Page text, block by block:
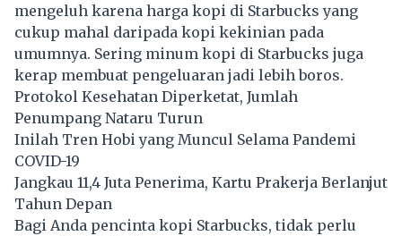
mengeluh karena harga kopi di Starbucks yang
cukup mahal daripada kopi kekinian pada
umumnya. Sering minum kopi di Starbucks juga
kerap membuat pengeluaran jadi lebih boros.
Protokol Kesehatan Diperketat, Jumlah
Penumpang Nataru Turun
Inilah Tren Hobi yang Muncul Selama Pandemi
COVID-19
Jangkau 11,4 Juta Penerima, Kartu Prakerja Berlanjut
Tahun Depan
Bagi Anda pencinta kopi Starbucks, tidak perlu